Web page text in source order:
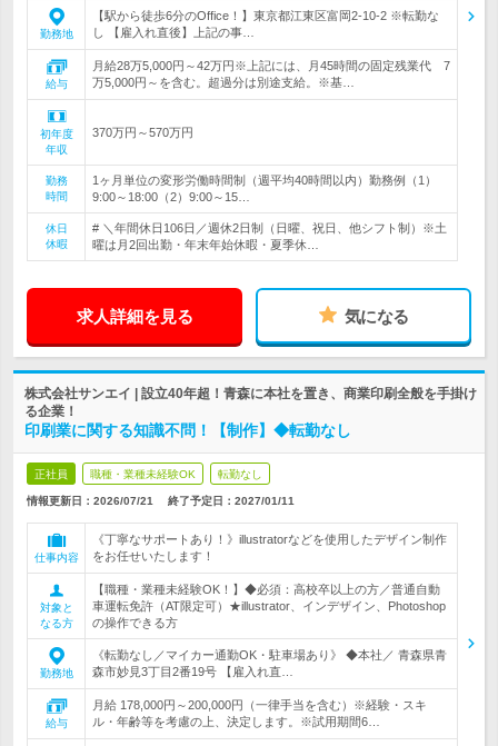
勤務地
【駅から徒歩6分のOffice！】東京都江東区富岡2-10-2 ※転勤な
し 【雇入れ直後】上記の事…
給与
月給28万5,000円～42万円※上記には、月45時間の固定残業代 7
万5,000円～を含む。超過分は別途支給。※基…
初年度
年収
370万円～570万円
勤務
時間
1ヶ月単位の変形労働時間制（週平均40時間以内）勤務例（1）
9:00～18:00（2）9:00～15…
休日
休暇
# ＼年間休日106日／週休2日制（日曜、祝日、他シフト制）※土
曜は月2回出勤・年末年始休暇・夏季休…
求人詳細を見る 気になる
株式会社サンエイ | 設立40年超！青森に本社を置き、商業印刷全般を手掛け
る企業！
印刷業に関する知識不問！【制作】◆転勤なし
正社員 職種・業種未経験OK 転勤なし
情報更新日：2026/07/21 終了予定日： 2027/01/11
仕事内容
《丁寧なサポートあり！》illustratorなどを使用したデザイン制作
をお任せいたします！
対象と
なる方
【職種・業種未経験OK！】◆必須：高校卒以上の方／普通自動
車運転免許（AT限定可）★illustrator、インデザイン、Photoshop
の操作できる方
勤務地
《転勤なし／マイカー通勤OK・駐車場あり》 ◆本社／ 青森県青
森市妙見3丁目2番19号 【雇入れ直…
給与
月給 178,000円～200,000円（一律手当を含む）※経験・スキ
ル・年齢等を考慮の上、決定します。※試用期間6…